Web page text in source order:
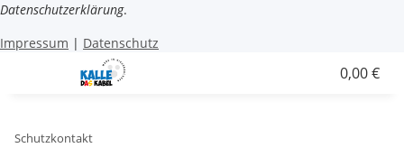
Datenschutzerklärung.
Impressum | Datenschutz
0,00 €
Schutzkontakt